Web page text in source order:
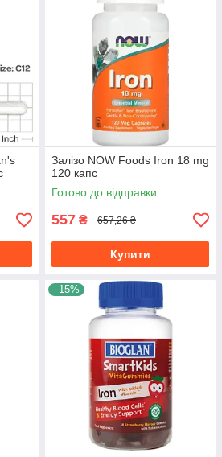
Залізо NOW Foods Iron 18 mg
120 капс
Готово до відправки
557 ₴ 657,26 ₴
Купити
–15%